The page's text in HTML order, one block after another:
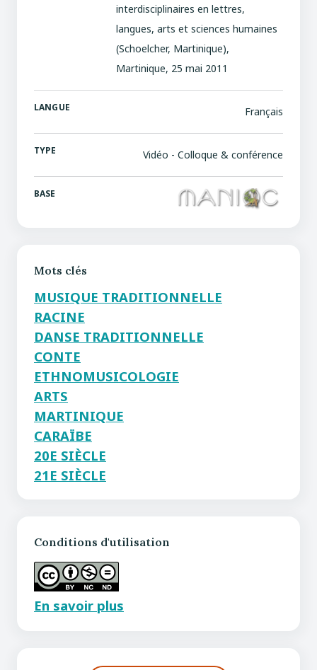
interdisciplinaires en lettres,
langues, arts et sciences humaines
(Schoelcher, Martinique),
Martinique, 25 mai 2011
LANGUE Français
TYPE Vidéo - Colloque & conférence
BASE
Mots clés
MUSIQUE TRADITIONNELLE
RACINE
DANSE TRADITIONNELLE
CONTE
ETHNOMUSICOLOGIE
ARTS
MARTINIQUE
CARAÏBE
20E SIÈCLE
21E SIÈCLE
Conditions d'utilisation
En savoir plus